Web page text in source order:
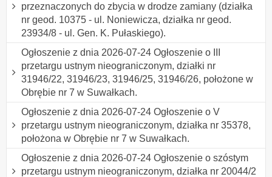
przeznaczonych do zbycia w drodze zamiany (działka
nr geod. 10375 - ul. Noniewicza, działka nr geod.
23934/8 - ul. Gen. K. Pułaskiego).
Ogłoszenie z dnia 2026-07-24 Ogłoszenie o III
przetargu ustnym nieograniczonym, działki nr
31946/22, 31946/23, 31946/25, 31946/26, położone w
Obrębie nr 7 w Suwałkach.
Ogłoszenie z dnia 2026-07-24 Ogłoszenie o V
przetargu ustnym nieograniczonym, działka nr 35378,
położona w Obrębie nr 7 w Suwałkach.
Ogłoszenie z dnia 2026-07-24 Ogłoszenie o szóstym
przetargu ustnym nieograniczonym, działka nr 20044/2